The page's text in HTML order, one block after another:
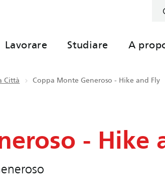
Lavorare Studiare A
Città Coppa Monte Generoso - Hike and Fly
- Hike